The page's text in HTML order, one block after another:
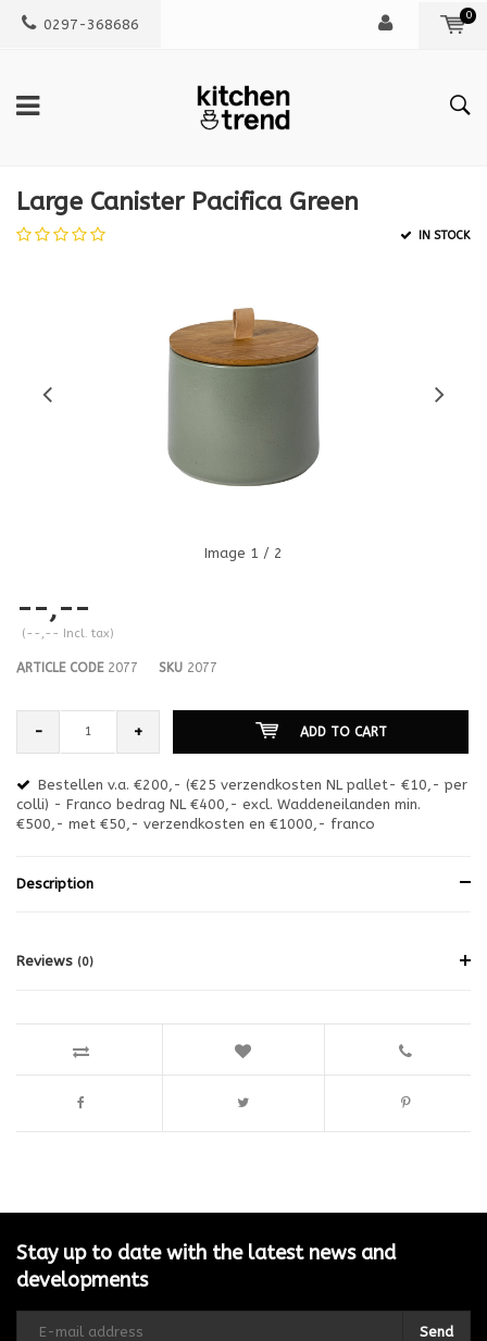
0297-368686
0
Large Canister Pacifica Green
IN STOCK
Image 1 / 2
--,--
(--,-- Incl. tax)
ARTICLE CODE2077 SKU 2077
- + ADD TO CART
Bestellen v.a. €200,- (€25 verzendkosten NL pallet- €10,- per
colli) - Franco bedrag NL €400,- excl. Waddeneilanden min.
€500,- met €50,- verzendkosten en €1000,- franco
Description
Reviews (0)
Stay up to date with the latest news and
developments
Send